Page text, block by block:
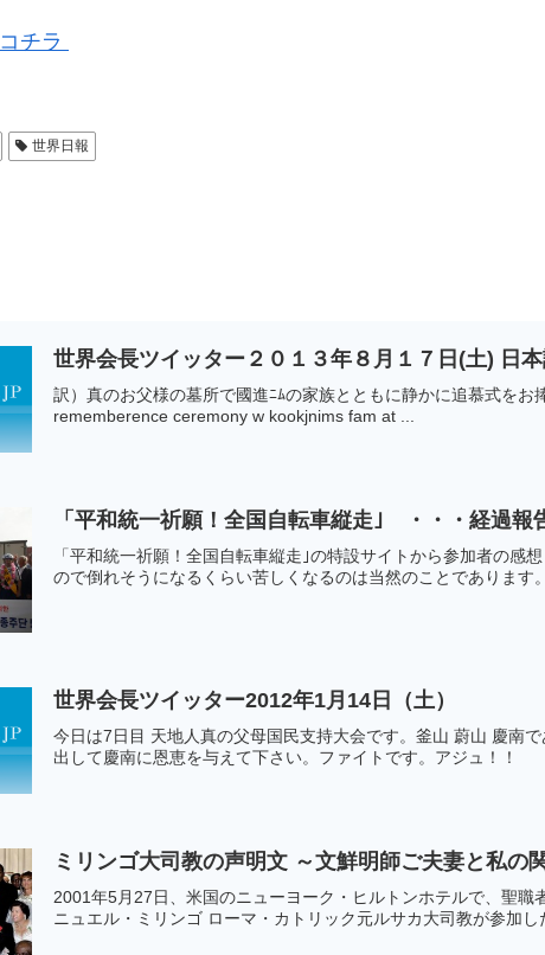
コチラ
世界日報
世界会長ツイッター２０１３年８月１７日(土) 日
訳）真のお父様の墓所で國進ﾆﾑの家族とともに静かに追慕式を
rememberence ceremony w kookjnims fam at ...
「平和統一祈願！全国自転車縦走｣ ・・・経過
「平和統一祈願！全国自転車縦走｣の特設サイトから参加者の
ので倒れそうになるくらい苦しくなるのは当然のことであります
世界会長ツイッター2012年1月14日（土）
今日は7日目 天地人真の父母国民支持大会です。釜山 蔚山 慶南
出して慶南に恩恵を与えて下さい。ファイトです。アジュ！！
ミリンゴ大司教の声明文 ～文鮮明師ご夫妻と私の
2001年5月27日、米国のニューヨーク・ヒルトンホテルで、聖
ニュエル・ミリンゴ ローマ・カトリック元ルサカ大司教が参加し